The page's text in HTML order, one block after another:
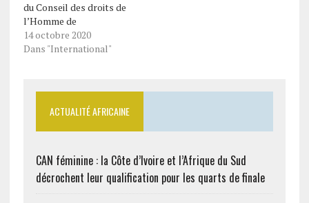
du Conseil des droits de
l’Homme de
l’Organisation des
Nations unies (ONU).
pour le moins
dissidentes, le Gabon a
obtenu son siège au sein
de cet organe
14 octobre 2020
Dans "International"
ACTUALITÉ AFRICAINE
CAN féminine : la Côte d’Ivoire et l’Afrique du Sud
décrochent leur qualification pour les quarts de finale